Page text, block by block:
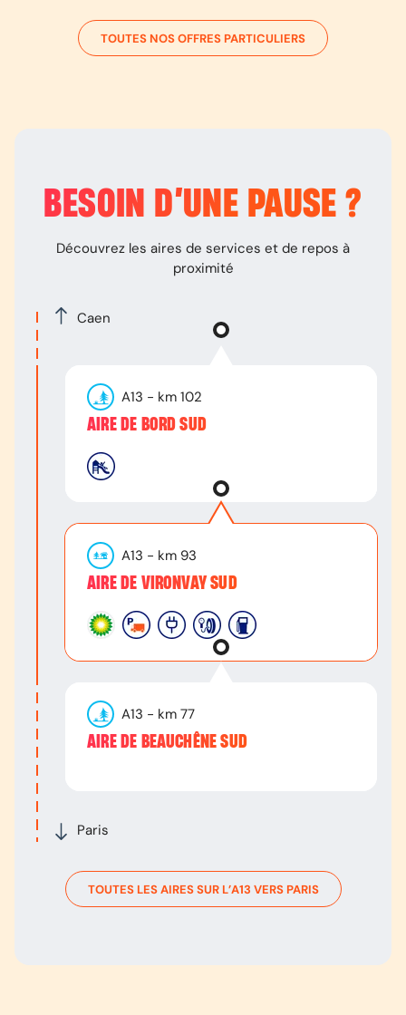
TOUTES NOS OFFRES PARTICULIERS
BESOIN D’UNE PAUSE ?
Découvrez les aires de services et de repos à
proximité
Caen
Paris
A13 - km 102
AIRE DE BORD SUD
A13 - km 93
AIRE DE VIRONVAY SUD
A13 - km 77
AIRE DE BEAUCHÊNE SUD
TOUTES LES AIRES SUR L’A13 VERS PARIS